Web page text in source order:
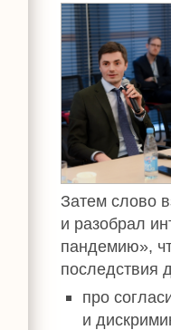
Затем слово
и разобрал
пандемию»,
последствия
про
и